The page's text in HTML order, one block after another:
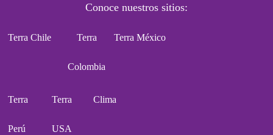
Conoce nuestros sitios:
Terra Chile Terra
Colombia
Terra México
Terra
Perú
Terra
USA
Clima